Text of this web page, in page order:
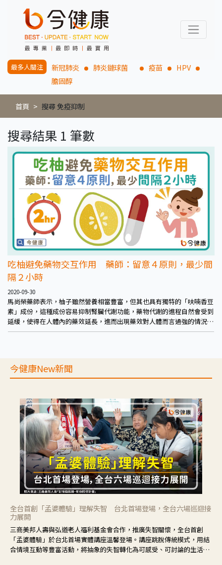
最多人關注 新冠肺炎 肺炎鏈球菌 疫苗
HPV
膽固醇
首頁 搜尋 免疫抑制
搜尋結果 1 筆數
吃柚避免藥物交互作用 藥師：留意４原則，最少間
隔２小時
2020-09-30
馬尚榮藥師表示，柚子雖然營養相當豐富，但其也具有獨特的「呋喃香豆
素」成份，這種成份容易抑制腎臟代謝功能，藥物代謝的進程自然會受到
延緩，使得在人體內的藥效延長，進而出現藥效對人體而言過強的情況，
也就是所謂的交互作用。因此有使用相關藥物的民眾應多加留意。
今健康New新聞
全台首創「孟婆體驗」理解失智 台北首場登場，全台六場巡迴接
力展開
三商美邦人壽與弘道老人福利基金會合作，推廣失智關懷，全台首創
「孟婆體驗」於台北首場實體講座溫馨登場。講座跳脫傳統模式，用結
合情境互動等豐富活動，將抽象的失智轉化為可感受、可討論的生活情